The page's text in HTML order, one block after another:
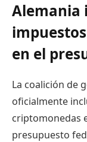
Alemania
en el
La coalición de
oficialmente
criptomonedas
presupuesto